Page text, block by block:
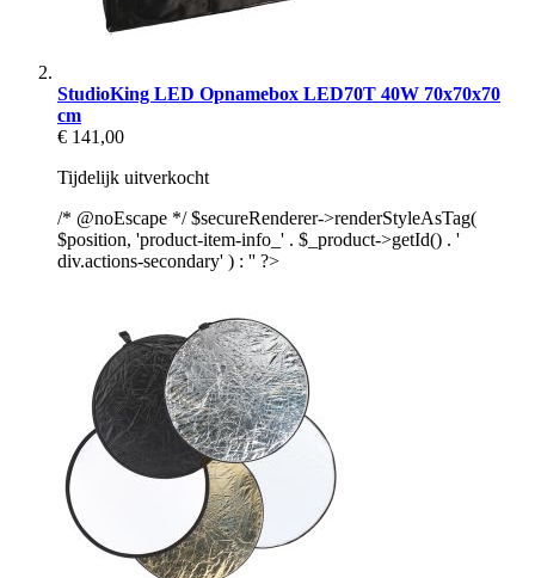
StudioKing LED Opnamebox LED70T 40W 70x70x70
cm
€ 141,00
Tijdelijk uitverkocht
/* @noEscape */ $secureRenderer->renderStyleAsTag(
$position, 'product-item-info_' . $_product->getId() . '
div.actions-secondary' ) : '' ?>